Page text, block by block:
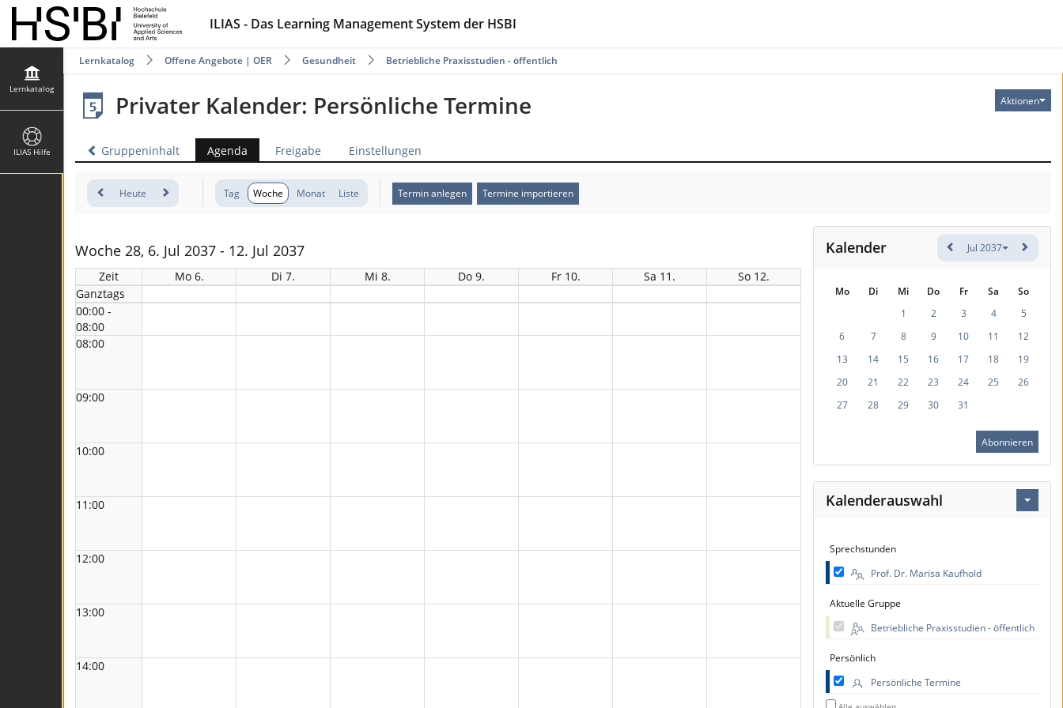
ILIAS - Das Learning Management System der HSBI
Lernkatalog
ILIAS Hilfe
Lernkatalog Offene Angebote | OER Gesundheit Betriebliche Praxisstudien - öffentlich
Aktionen
Privater Kalender: Persönliche Termine
Gruppeninhalt Agenda Freigabe Einstellungen
Heute Tag Woche Monat Liste Termin anlegen Termine importieren
Woche 28, 6. Jul 2037 - 12. Jul 2037
Zeit Mo 6. Di 7. Mi 8. Do 9. Fr 10. Sa 11.
So 12.
Ganztags
00:00 -
08:00
08:00
09:00
10:00
11:00
12:00
13:00
14:00
Kalender Jul 2037
Mo Di Mi Do Fr Sa
So
1
2 3 4
5
6
7 8 9 10 11
12
13
14 15 16 17 18
19
20
21 22 23 24 25
26
27
28 29 30 31
Abonnieren
Kalenderauswahl
Sprechstunden
Prof. Dr. Marisa Kaufhold
Aktuelle Gruppe
Betriebliche Praxisstudien - öffentlich
Persönlich
Persönliche Termine